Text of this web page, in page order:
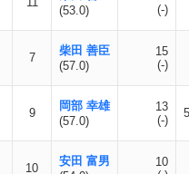
(53.0)
(-)
7
柴田 善臣
(57.0)
15
(-)
9
岡部 幸雄
(57.0)
13
(-)
10
安田 富男
10